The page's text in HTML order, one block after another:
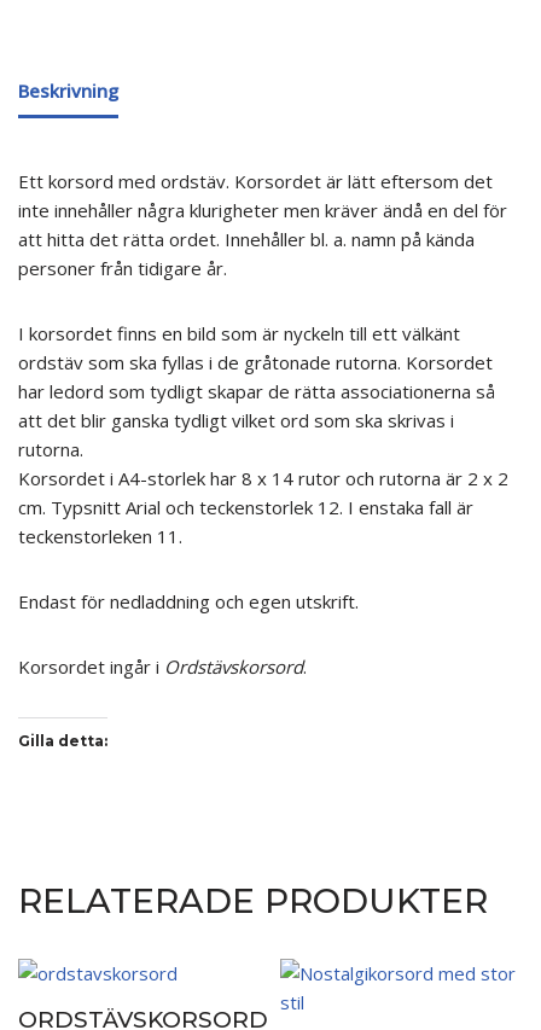
Beskrivning
Ett korsord med ordstäv. Korsordet är lätt eftersom det
inte innehåller några klurigheter men kräver ändå en del för
att hitta det rätta ordet. Innehåller bl. a. namn på kända
personer från tidigare år.
I korsordet finns en bild som är nyckeln till ett välkänt
ordstäv som ska fyllas i de gråtonade rutorna. Korsordet
har ledord som tydligt skapar de rätta associationerna så
att det blir ganska tydligt vilket ord som ska skrivas i
rutorna.
Korsordet i A4-storlek har 8 x 14 rutor och rutorna är 2 x 2
cm. Typsnitt Arial och teckenstorlek 12. I enstaka fall är
teckenstorleken 11.
Endast för nedladdning och egen utskrift.
Korsordet ingår i Ordstävskorsord.
Gilla detta:
RELATERADE PRODUKTER
ORDSTÄVSKORSORD